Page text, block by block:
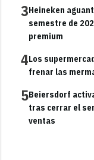
3Heineken
semestre de
premium
4Los
frenar las
5Beiersdorf
tras cerrar el
ventas